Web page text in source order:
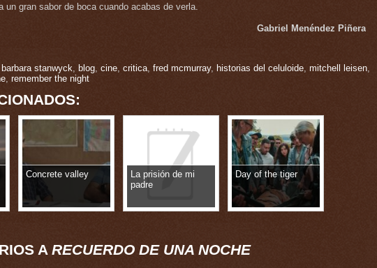
un gran sabor de boca cuando acabas de verla.
Gabriel Menéndez Piñera
barbara stanwyck blog cine critica fred mcmurray, historias del celuloide mitchell leisen
remember the night
Concrete valley
La prisión de mi
padre
Day of the tiger
A RECUERDO DE UNA NOCHE